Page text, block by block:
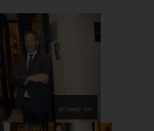
@Thierry Ker